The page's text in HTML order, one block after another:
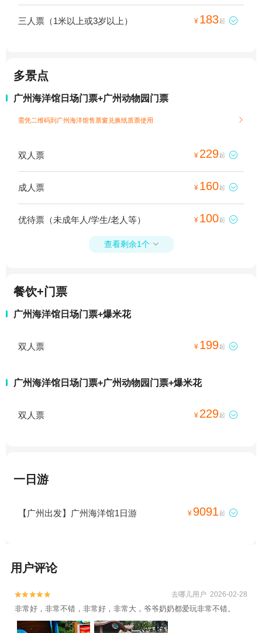
三人票（1米以上或3岁以上） ¥ 183起 
多景点
广州海洋馆日场门票+广州动物园门票
需凭二维码到广州海洋馆售票窗兑换纸质票使用 
双人票 ¥ 229起 
成人票 ¥ 160起 
优待票（未成年人/学生/老人等） ¥ 100起 
查看剩余1个 
餐饮+门票
广州海洋馆日场门票+爆米花
双人票 ¥ 199起 
广州海洋馆日场门票+广州动物园门票+爆米花
双人票 ¥ 229起 
一日游
【广州出发】广州海洋馆1日游 ¥ 9091 起 
用户评论

 去哪儿用户 2026-02-28
非常好，非常不错，非常好，非常大，爷爷奶奶都爱玩非常不错。